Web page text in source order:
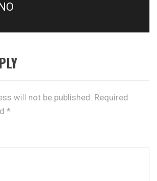
will not be published. Required
*